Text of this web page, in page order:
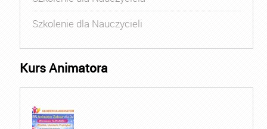
Szkolenie dla Nauczycieli
Kurs Animatora